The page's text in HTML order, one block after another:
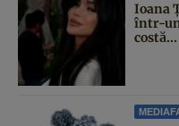
Ioana
într-un
costă...